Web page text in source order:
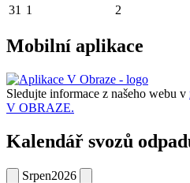
31 1 2
Mobilní aplikace
Sledujte informace z našeho webu v
V OBRAZE.
Kalendář svozů
Srpen2026